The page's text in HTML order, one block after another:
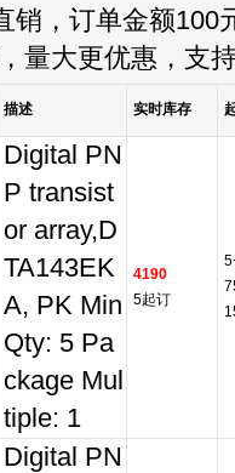
，订单金额100
量大更优惠，支
描述 实时库存
Digital PN
P transist
or array,D
TA143EK
A, PK Min
Qty: 5 Pa
ckage Mul
tiple: 1
4190
5起订
Digital PN